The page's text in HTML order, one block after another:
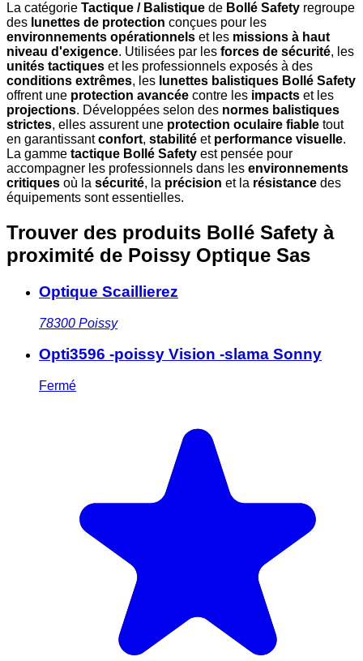
La catégorie Tactique / Balistique de Bollé Safety regroupe
des lunettes de protection conçues pour les
environnements opérationnels et les missions à haut
niveau d'exigence. Utilisées par les forces de sécurité, les
unités tactiques et les professionnels exposés à des
conditions extrêmes, les lunettes balistiques Bollé Safety
offrent une protection avancée contre les impacts et les
projections. Développées selon des normes balistiques
strictes, elles assurent une protection oculaire fiable tout
en garantissantconfort, stabilité et performance visuelle.
La gamme tactique Bollé Safety est pensée pour
accompagner les professionnels dans les environnements
critiques où la sécurité, la précision et la résistance des
équipements sont essentielles.
Trouver des produits Bollé Safety à
proximité de Poissy Optique Sas
Optique Scaillierez
78300 Poissy
Opti3596 -poissy Vision -slama Sonny
Fermé